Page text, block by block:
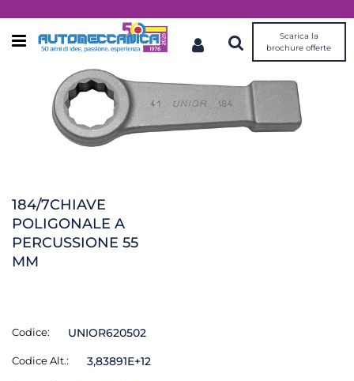
Open menu
Scarica la
brochure offerte
184/7CHIAVE
POLIGONALE A
PERCUSSIONE 55
MM
Codice: UNIOR620502
Codice Alt.: 3,83891E+12